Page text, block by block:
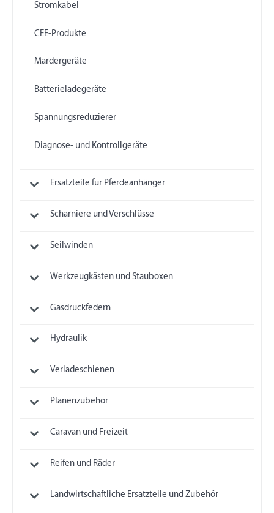
Stromkabel
CEE-Produkte
Mardergeräte
Batterieladegeräte
Spannungsreduzierer
Diagnose- und Kontrollgeräte
Ersatzteile für Pferdeanhänger
Scharniere und Verschlüsse
Seilwinden
Werkzeugkästen und Stauboxen
Gasdruckfedern
Hydraulik
Verladeschienen
Planenzubehör
Caravan und Freizeit
Reifen und Räder
Landwirtschaftliche Ersatzteile und Zubehör